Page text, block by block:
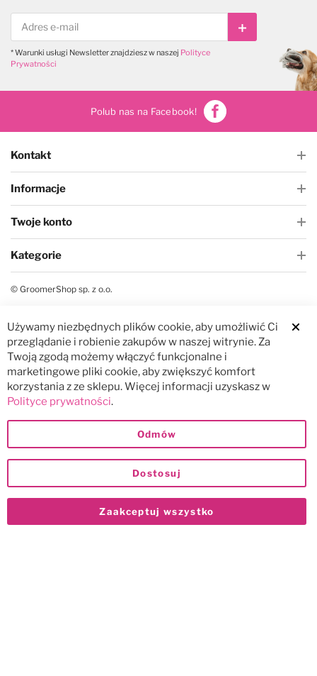
Subskrybuj
* Warunki usługi Newsletter znajdziesz w naszej Polityce
Prywatności
Polub nas na Facebook!
Kontakt
Informacje
Twoje konto
Kategorie
© GroomerShop sp. z o.o.
Używamy niezbędnych plików cookie, aby umożliwić Ci
przeglądanie i robienie zakupów w naszej witrynie. Za
Twoją zgodą możemy włączyć funkcjonalne i
marketingowe pliki cookie, aby zwiększyć komfort
korzystania z ze sklepu. Więcej informacji uzyskasz w
Polityce prywatności.
Zaakceptuj wszystko
Dostosuj
Odmów